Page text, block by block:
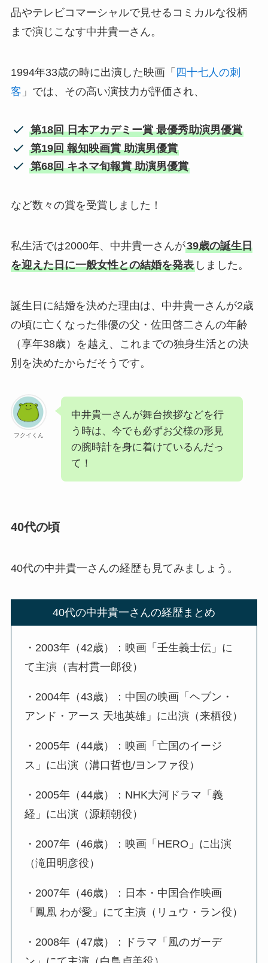
品やテレビコマーシャルで見せるコミカルな役柄
まで演じこなす中井貴一さん。
1994年33歳の時に出演した映画「 四十七人の刺
客 」では、その高い演技力が評価され、
第18回 日本アカデミー賞 最優秀助演男優賞
第19回 報知映画賞 助演男優賞
第68回 キネマ旬報賞 助演男優賞
など数々の賞を受賞しました！
私生活では2000年、中井貴一さんが39歳の誕生日
を迎えた日に一般女性との結婚を発表しました。
誕生日に結婚を決めた理由は、中井貴一さんが2歳
の頃に亡くなった俳優の父・佐田啓二さんの年齢
（享年38歳）を越え、これまでの独身生活との決
別を決めたからだそうです。
フクイくん
中井貴一さんが舞台挨拶などを行
う時は、今でも必ずお父様の形見
の腕時計を身に着けているんだっ
て！
40代の頃
40代の中井貴一さんの経歴も見てみましょう。
40代の中井貴一さんの経歴まとめ
・2003年（42歳）：映画「壬生義士伝」に
て主演（吉村貫一郎役）
・2004年（43歳）：中国の映画「ヘブン・
アンド・アース 天地英雄」に出演（来栖役）
・2005年（44歳）：映画「亡国のイージ
ス」に出演（溝口哲也/ヨンファ役）
・2005年（44歳）：NHK大河ドラマ「義
経」に出演（源頼朝役）
・2007年（46歳）：映画「HERO」に出演
（滝田明彦役）
・2007年（46歳）：日本・中国合作映画
「鳳凰 わが愛」にて主演（リュウ・ラン役）
・2008年（47歳）：ドラマ「風のガーデ